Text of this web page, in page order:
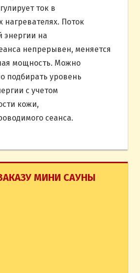
ток в
Поток
энергии на
непрерывен, меняется
мощность. Можно
подбирать уровень
с учетом
кожи,
сеанса.
МИНИ САУНЫ